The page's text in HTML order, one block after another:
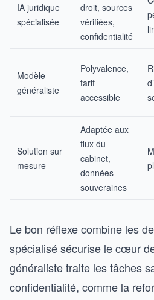
IA juridique
spécialisée
droit, sources
vérifiées,
confidentialité
Modèle
généraliste
Polyvalence,
tarif
accessible
Solution sur
mesure
Adaptée aux
flux du
cabinet,
données
souveraines
Le bon réflexe combine les
spécialisé sécurise le cœur
généraliste traite les tâches
confidentialité, comme la